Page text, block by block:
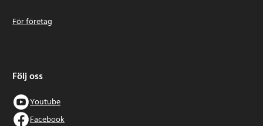
För företag
Följ oss
Youtube
Facebook